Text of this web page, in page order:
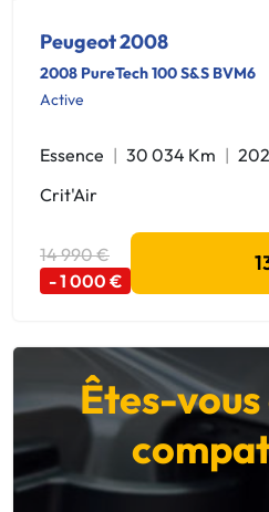
Peugeot 2008
2008 PureTech 100 S&S BVM6
Active
Essence 30 034 Km
Crit'Air
14 990 €
- 1 000 €
Êtes-